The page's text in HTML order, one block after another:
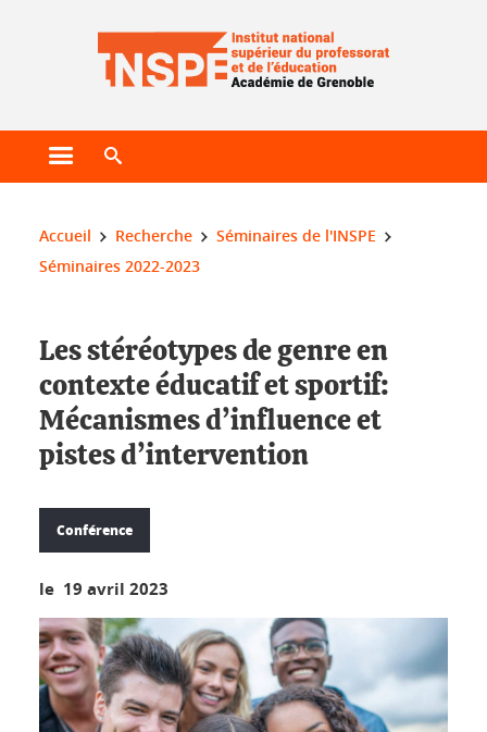
Ouvrir le menu principal
Vous êtes ici :
Accueil Recherche
Séminaires de l'INSPE
Séminaires 2022-2023
Les stéréotypes de genre en
contexte éducatif et sportif:
Mécanismes d’influence et
pistes d’intervention
Conférence
le 19 avril 2023